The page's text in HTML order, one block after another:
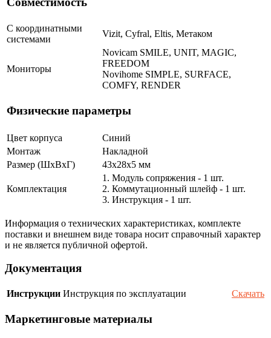
С координатными
системами
Vizit, Cyfral, Eltis, Метаком
Мониторы
Novicam SMILE, UNIT, MAGIC,
FREEDOM
Novihome SIMPLE, SURFACE,
COMFY, RENDER
Физические параметры
Цвет корпуса
Синий
Монтаж
Накладной
Размер (ШxВxГ)
43х28х5 мм
Комплектация
1. Модуль сопряжения - 1 шт.
2. Коммутационный шлейф - 1 шт.
3. Инструкция - 1 шт.
Информация о технических характеристиках, комплекте
поставки и внешнем виде товара носит справочный характер
и не является публичной офертой.
Документация
Инструкции Инструкция по эксплуатации Скачать
Маркетинговые материалы